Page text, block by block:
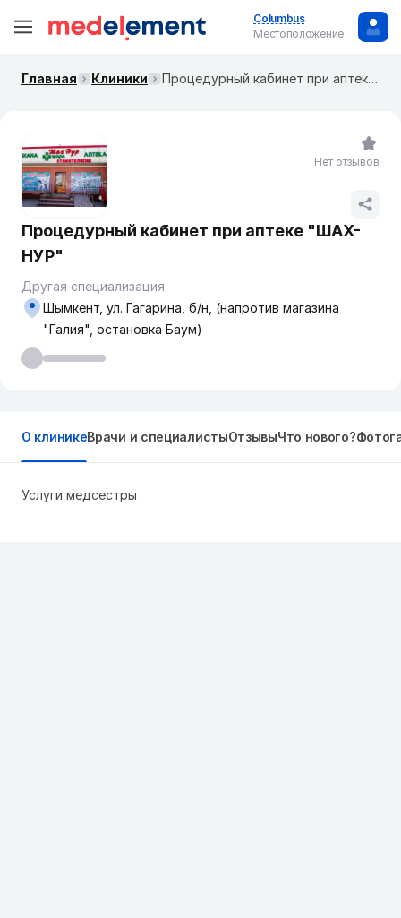
Columbus
Местоположение
Главная Клиники Процедурный кабинет при аптеке "ШАХ-НУР"
Процедурный кабинет при аптеке "ШАХ-
НУР"
Другая специализация
Шымкент, ул. Гагарина, б/н, (напротив магазина
"Галия", остановка Баум)
Нет отзывов
О клиникеВрачи и специалистыОтзывыЧто нового?
Услуги медсестры